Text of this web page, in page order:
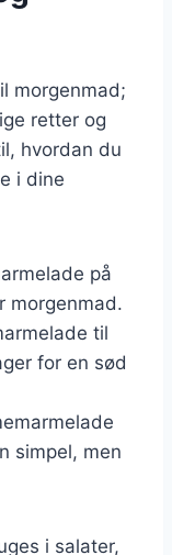
morgenmad;
retter og
hvordan du
i dine
på
morgenmad.
til
for en sød
simpel, men
i salater,